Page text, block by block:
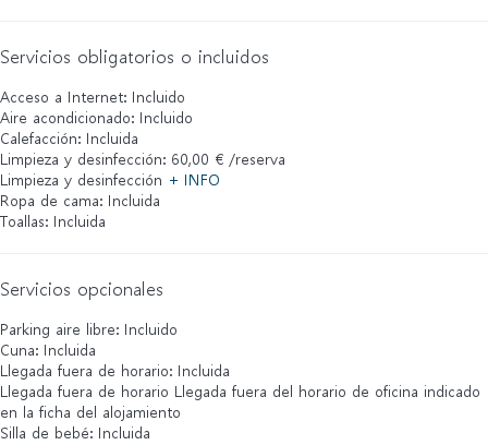
Servicios obligatorios o incluidos
Acceso a Internet: Incluido
Aire acondicionado: Incluido
Calefacción: Incluida
Limpieza y desinfección: 60,00 € /reserva
Limpieza y desinfección + INFO
Ropa de cama: Incluida
Toallas: Incluida
Servicios opcionales
Parking aire libre: Incluido
Cuna: Incluida
Llegada fuera de horario: Incluida
Llegada fuera de horario Llegada fuera del horario de oficina indicado
en la ficha del alojamiento
Silla de bebé: Incluida